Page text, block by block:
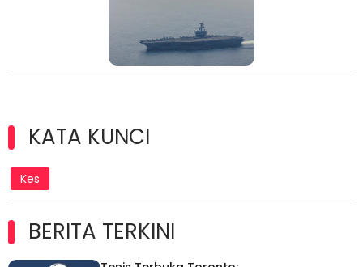
KATA KUNCI
Kes
BERITA TERKINI